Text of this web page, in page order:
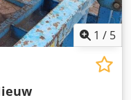
1 / 5